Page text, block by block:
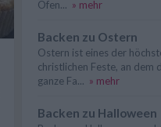
Ofen... » mehr
Backen zu Ostern
Ostern ist eines der
christlichen Feste, an dem
ganze Fa... » mehr
Backen zu Halloween